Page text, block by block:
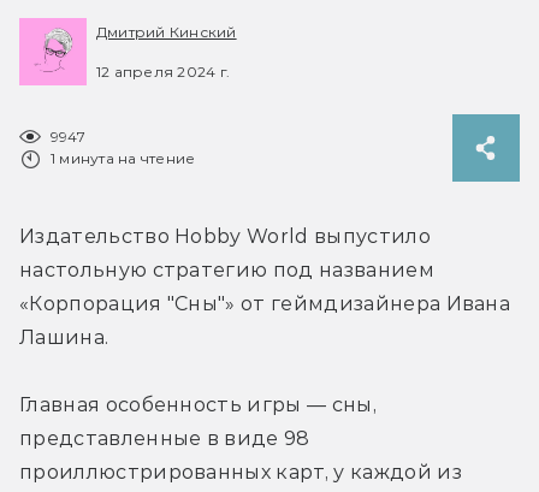
Дмитрий Кинский
12 апреля 2024 г.
9947
1 минута на чтение
Издательство Hobby World выпустило
настольную стратегию под названием
«Корпорация "Сны"» от геймдизайнера Ивана
Лашина.
Главная особенность игры — сны,
представленные в виде 98
проиллюстрированных карт, у каждой из